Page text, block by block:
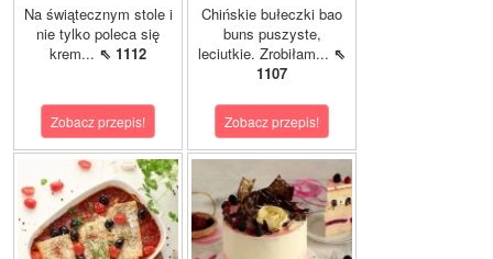
Na świątecznym stole i
nie tylko poleca się
krem... ⇖ 1112
Zobacz przepis!
Chińskie bułeczki bao
buns puszyste,
leciutkie. Zrobiłam... ⇖
1107
Zobacz przepis!